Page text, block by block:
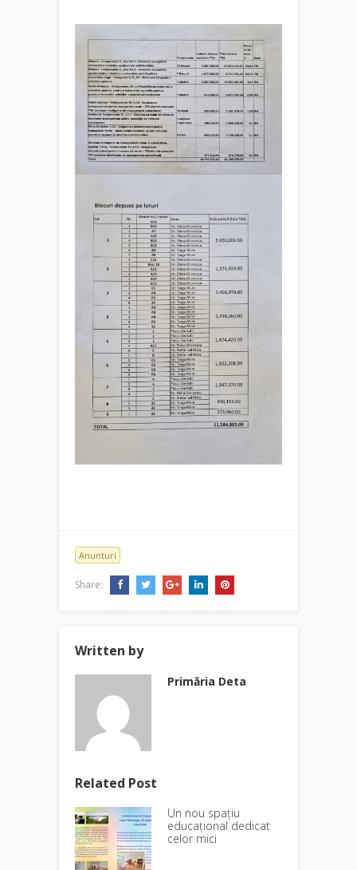
Anunturi
Share:
Written by
Primăria Deta
Related Post
Un nou spațiu
educațional dedicat
celor mici